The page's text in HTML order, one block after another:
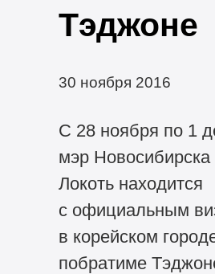
Тэджоне
30 ноября 2016
С 28 ноября по 1
мэр
Локоть находится
с официальным
в корейском
побратиме